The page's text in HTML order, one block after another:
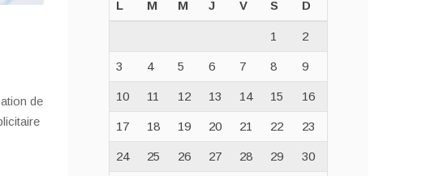
de
L M M J V S D
1 2
3 4 5 6 7 8 9
10 11 12 13 14 15 16
17 18 19 20 21 22 23
24 25 26 27 28 29 30